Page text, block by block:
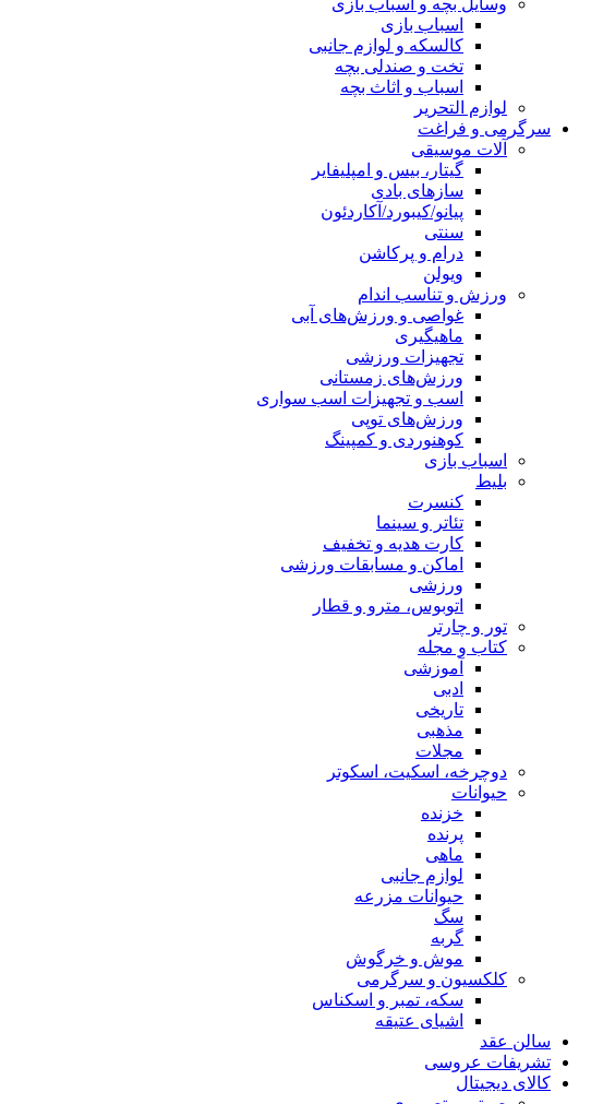
وسایل بچه و اسباب بازی
اسباب بازی
کالسکه و لوازم جانبی
تخت و صندلی بچه
اسباب و اثاث بچه
لوازم التحریر
سرگرمی و فراغت
آلات موسیقی
گیتار، بیس و امپلیفایر
سازهای بادی
پیانو/کیبورد/آکاردئون
سنتی
درام و پرکاشن
ویولن
ورزش و تناسب اندام
غواصی و ورزش‌های آبی
ماهیگیری
تجهیزات ورزشی
ورزش‌های زمستانی
اسب و تجهیزات اسب سواری
ورزش‌های توپی
کوهنوردی و کمپینگ
اسباب‌ بازی
بلیط
کنسرت
تئاتر و سینما
کارت هدیه و تخفیف
اماکن و مسابقات ورزشی
ورزشی
اتوبوس، مترو و قطار
تور و چارتر
کتاب و مجله
آموزشی
ادبی
تاریخی
مذهبی
مجلات
دوچرخه، اسکیت، اسکوتر
حیوانات
خزنده
پرنده
ماهی
لوازم جانبی
حیوانات مزرعه
سگ
گربه
موش و خرگوش
کلکسیون و سرگرمی
سکه، تمبر و اسکناس
اشیای عتیقه
سالن عقد
تشریفات عروسی
کالای دیجیتال